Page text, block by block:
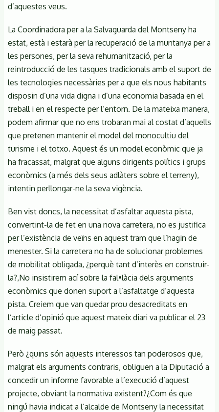
d’aquestes veus.
La Coordinadora per a la Salvaguarda del Montseny ha
estat, està i estarà per la recuperació de la muntanya per a
les persones, per la seva rehumanització, per la
reintroducció de les tasques tradicionals amb el suport de
les tecnologies necessàries per a que els nous habitants
disposin d’una vida digna i d’una economia basada en el
treball i en el respecte per l’entorn. De la mateixa manera,
podem afirmar que no ens trobaran mai al costat d’aquells
que pretenen mantenir el model del monocultiu del
turisme i el totxo. Aquest és un model econòmic que ja
ha fracassat, malgrat que alguns dirigents polítics i grups
econòmics (a més dels seus adlàters sobre el terreny),
intentin perllongar-ne la seva vigència.
Ben vist doncs, la necessitat d’asfaltar aquesta pista,
convertint-la de fet en una nova carretera, no es justifica
per l’existència de veïns en aquest tram que l’hagin de
menester. Si la carretera no ha de solucionar problemes
de mobilitat obligada, ¿perquè tant d’interès en construir-
la?,No insistirem ací sobre la fal•làcia dels arguments
econòmics que donen suport a l’asfaltatge d’aquesta
pista. Creiem que van quedar prou desacreditats en
l’article d’opinió que aquest mateix diari va publicar el 23
de maig passat.
Però ¿quins són aquests interessos tan poderosos que,
malgrat els arguments contraris, obliguen a la Diputació a
concedir un informe favorable a l’execució d’aquest
projecte, obviant la normativa existent?¿Com és que
ningú havia indicat a l’alcalde de Montseny la necessitat